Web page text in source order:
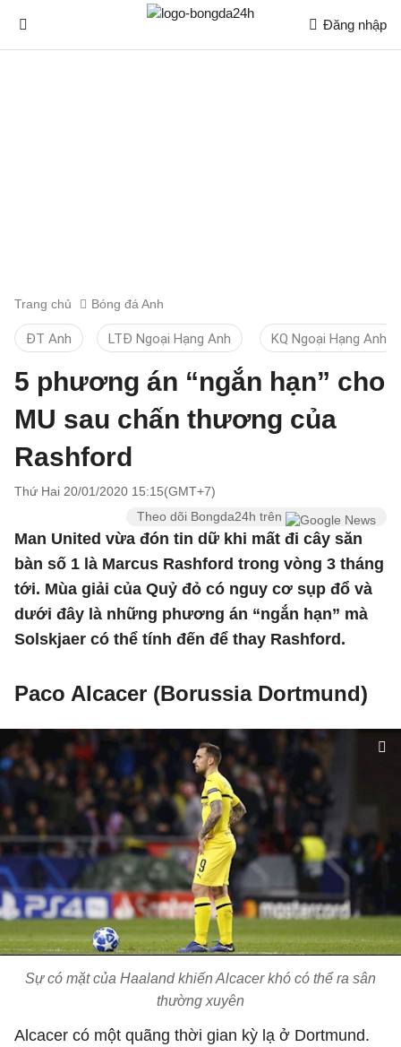
Đăng nhập
Trang chủ Bóng đá Anh
ĐT Anh LTĐ Ngoại Hạng Anh KQ Ngoại Hạng Anh
5 phương án “ngắn hạn” cho
MU sau chấn thương của
Rashford
Thứ Hai 20/01/2020 15:15(GMT+7)
Theo dõi Bongda24h trên
Man United vừa đón tin dữ khi mất đi cây săn
bàn số 1 là Marcus Rashford trong vòng 3 tháng
tới. Mùa giải của Quỷ đỏ có nguy cơ sụp đổ và
dưới đây là những phương án “ngắn hạn” mà
Solskjaer có thể tính đến để thay Rashford.
Paco Alcacer (Borussia Dortmund)
Sự có mặt của Haaland khiến Alcacer khó có thể ra sân
thường xuyên
Alcacer có một quãng thời gian kỳ lạ ở Dortmund.